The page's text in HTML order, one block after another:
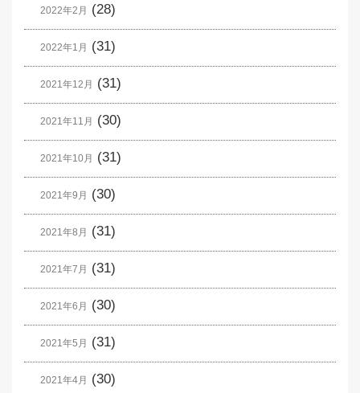
2022年2月 (28)
2022年1月 (31)
2021年12月 (31)
2021年11月 (30)
2021年10月 (31)
2021年9月 (30)
2021年8月 (31)
2021年7月 (31)
2021年6月 (30)
2021年5月 (31)
2021年4月 (30)